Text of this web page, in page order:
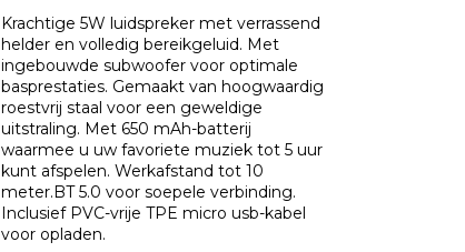
Krachtige 5W luidspreker met verrassend
helder en volledig bereikgeluid. Met
ingebouwde subwoofer voor optimale
basprestaties. Gemaakt van hoogwaardig
roestvrij staal voor een geweldige
uitstraling. Met 650 mAh-batterij
waarmee u uw favoriete muziek tot 5 uur
kunt afspelen. Werkafstand tot 10
meter.BT 5.0 voor soepele verbinding.
Inclusief PVC-vrije TPE micro usb-kabel
voor opladen.